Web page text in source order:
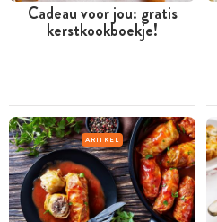
Cadeau voor jou: gratis
kerstkookboekje!
ARTIKEL